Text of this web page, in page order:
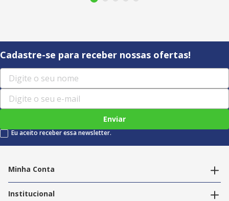
Cadastre-se para receber nossas ofertas!
Enviar
Eu aceito receber essa newsletter.
Minha Conta
Editar endereços
Institucional